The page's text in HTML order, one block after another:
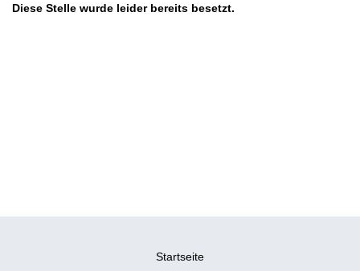
Diese Stelle wurde leider bereits besetzt.
Startseite